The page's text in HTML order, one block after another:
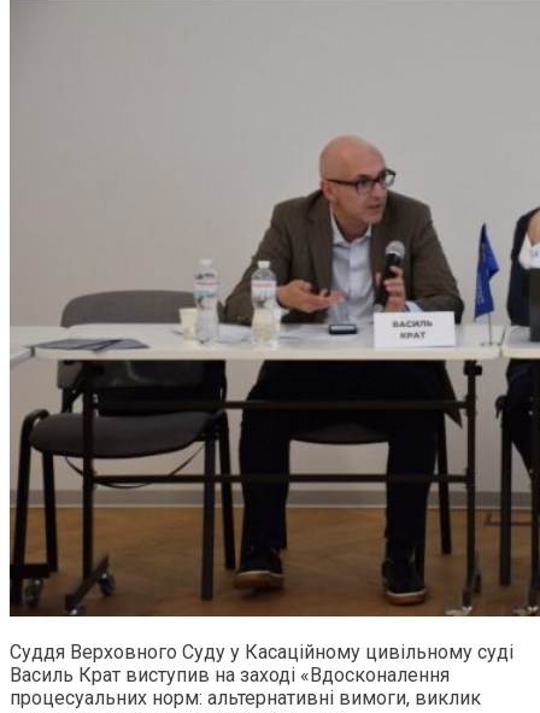
Cуддя Верховного Суду у Касаційному цивільному суді
Василь Крат виступив на заході «Вдосконалення
процесуальних норм: альтернативні вимоги, виклик